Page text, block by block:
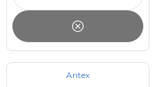
Antex